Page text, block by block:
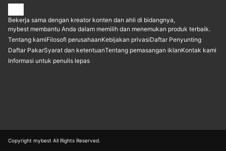
Bekerja sama dengan kreator konten dan ahli di bidangnya,
mybest membantu Anda dalam memilih dan menemukan produk terbaik.
Tentang kamiFilosofi perusahaanKebijakan privasiDaftar Penyunting
Daftar PakarSyarat dan ketentuanTentang pemasangan iklanKontak kami
Informasi untuk penulis lepas
Copyright mybest All Rights Reserved.